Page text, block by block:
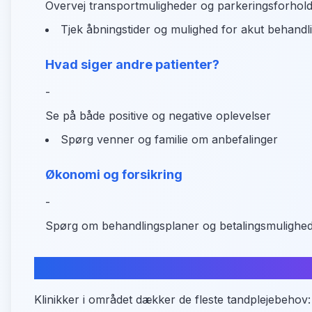
Overvej transportmuligheder og parkeringsforhold
Tjek åbningstider og mulighed for akut
Hvad siger andre patienter?
-
Se på både positive og negative oplevelser
Spørg venner og familie om anbefalinger
Økonomi og forsikring
-
Spørg om behandlingsplaner og
Klinikker i området dækker de fleste tandplejebehov: